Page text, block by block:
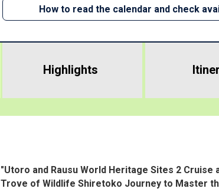
How to read the calendar and check
Highlights
"Utoro and Rausu World Heritage Sites 2
Trove of Wildlife Shiretoko Journey to Master